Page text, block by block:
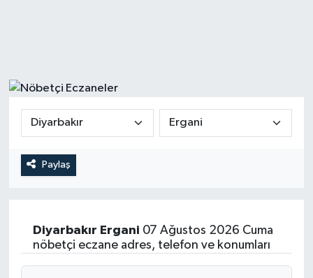
Paylaş
Diyarbakır Ergani 07 Ağustos 2026 Cuma
nöbetçi eczane adres, telefon ve konumları